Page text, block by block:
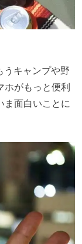
うキャンプや野
ホがもっと便利
ま面白いことに